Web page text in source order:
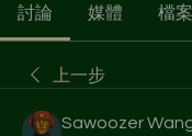
討論 媒體 檔案
上一步
Sawoozer